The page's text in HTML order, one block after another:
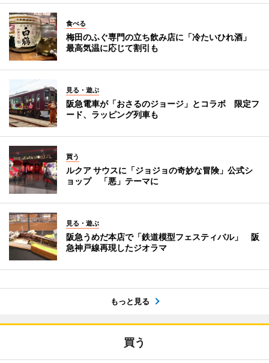
食べる
梅田のふぐ専門の立ち飲み店に「冷たいひれ酒」
最高気温に応じて割引も
見る・遊ぶ
阪急電車が「おさるのジョージ」とコラボ 限定フ
ード、ラッピング列車も
買う
ルクア サウスに「ジョジョの奇妙な冒険」公式シ
ョップ 「悪」テーマに
見る・遊ぶ
阪急うめだ本店で「鉄道模型フェスティバル」 阪
急神戸線再現したジオラマ
もっと見る
買う